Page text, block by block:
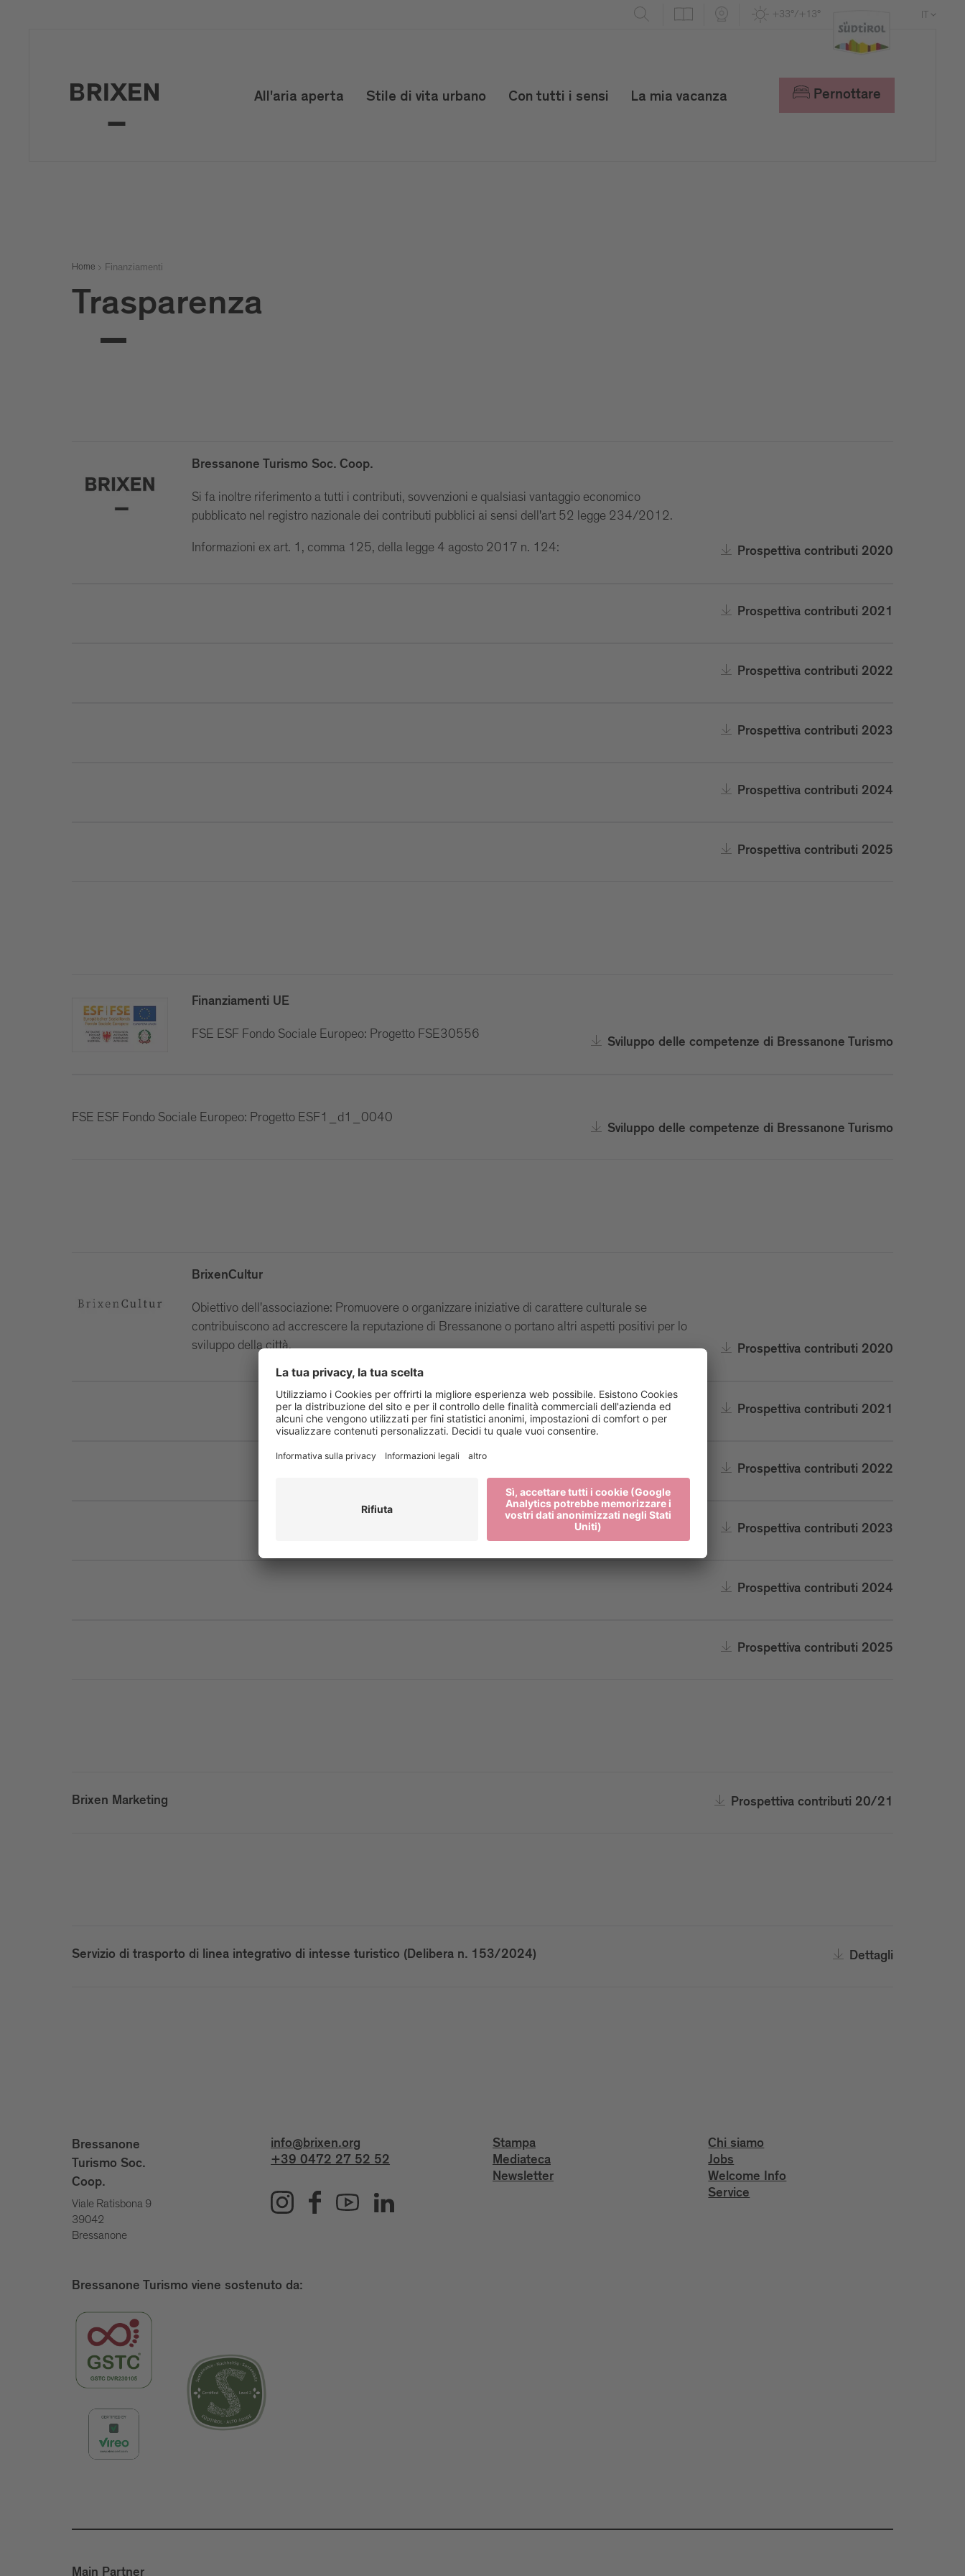
+33°/+13° IT
All'aria aperta Stile di vita urbano Con tutti i sensi La mia vacanza Pernottare
Home Finanziamenti
Trasparenza
Bressanone Turismo Soc. Coop.
Si fa inoltre riferimento a tutti i contributi, sovvenzioni e qualsiasi vantaggio economico
pubblicato nel registro nazionale dei contributi pubblici ai sensi dell'art 52 legge 234/2012.
Informazioni ex art. 1, comma 125, della legge 4 agosto 2017 n. 124: Prospettiva contributi 2020
Prospettiva contributi 2021
Prospettiva contributi 2022
Prospettiva contributi 2023
Prospettiva contributi 2024
Prospettiva contributi 2025
Finanziamenti UE
FSE ESF Fondo Sociale Europeo: Progetto FSE30556
Sviluppo delle competenze di Bressanone Turismo
FSE ESF Fondo Sociale Europeo: Progetto ESF1_d1_0040
Sviluppo delle competenze di Bressanone Turismo
BrixenCultur
Obiettivo dell'associazione: Promuovere o organizzare iniziative di carattere culturale se
contribuiscono ad accrescere la reputazione di Bressanone o portano altri aspetti positivi per lo
sviluppo della città.
Prospettiva contributi 2020
Prospettiva contributi 2021
Prospettiva contributi 2022
Prospettiva contributi 2023
Prospettiva contributi 2024
Prospettiva contributi 2025
Brixen Marketing Prospettiva contributi 20/21
Servizio di trasporto di linea integrativo di intesse turistico (Delibera n. 153/2024) Dettagli
Bressanone
Turismo Soc.
Coop.
Viale Ratisbona 9
39042
Bressanone
info@brixen.org
+39 0472 27 52 52
Stampa
Mediateca
Newsletter
Chi siamo
Jobs
Welcome Info
Service
Bressanone Turismo viene sostenuto da: